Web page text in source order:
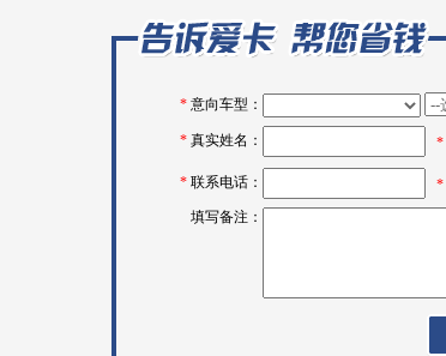
* 意向车型：
* 真实姓名： *
* 联系电话： *
填写备注：